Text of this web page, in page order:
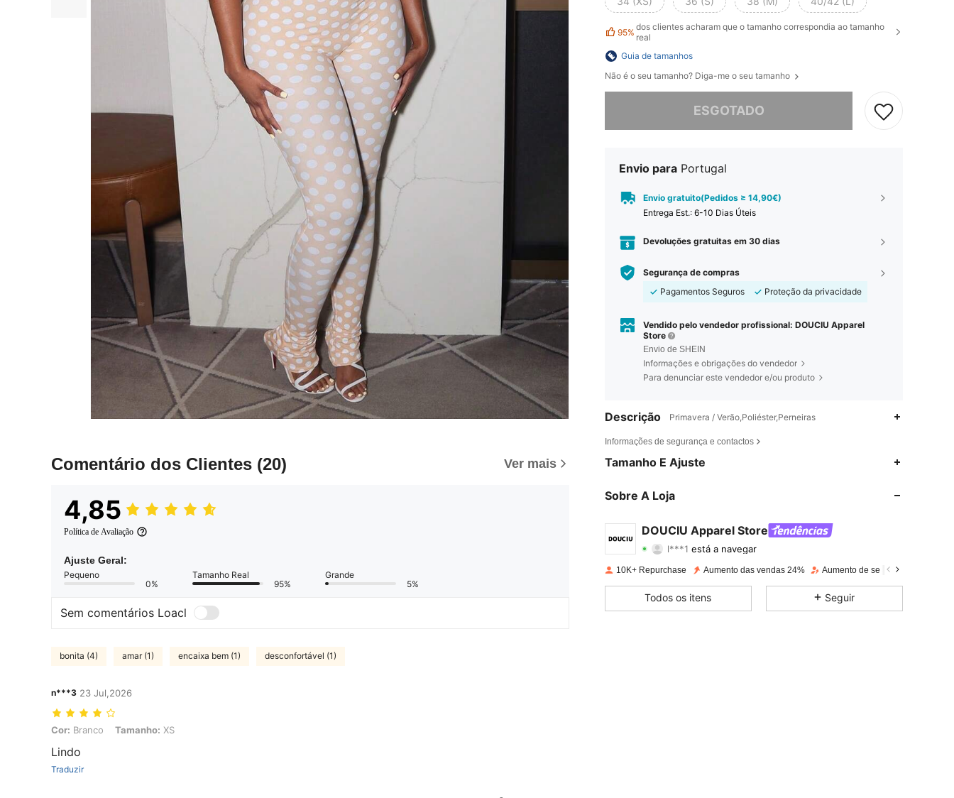
Comentário dos Clientes (20) Ver mais
4,85
Política de Avaliação
Ajuste Geral:
Pequeno
0%
Tamanho Real
95%
Grande
5%
Sem comentários Loacl
bonita (4) amar (1) encaixa bem (1) desconfortável (1)
n***3 23 Jul,2026
Cor: Branco, Tamanho: XS
Cor: Branco Tamanho: XS
Lindo
Traduzir
95% dos clientes acharam que o tamanho correspondia ao tamanho
real
Guia de tamanhos
Não é o seu tamanho? Diga-me o seu tamanho
ESGOTADO
Envio para Portugal
Envio gratuito(Pedidos ≥ 14,90€)
Entrega Est.: 6-10 Dias Úteis
Devoluções gratuitas em 30 dias
Segurança de compras
Pagamentos Seguros
Proteção da privacidade
Vendido pelo vendedor profissional: DOUCIU Apparel
Store
Envio de SHEIN
Informações e obrigações do vendedor
Para denunciar este vendedor e/ou produto
Descrição Primavera / Verão,Poliéster,Perneiras
Informações de segurança e contactos
Tamanho E Ajuste
Sobre A Loja
DOUCIU Apparel Store
l***1 está a navegar
4,53 Avaliação 69Itens
4,53 69 22K
10K+ Repurchase Aumento das vendas 24% Aumento de seguidores 53%
Todos os itens Seguir